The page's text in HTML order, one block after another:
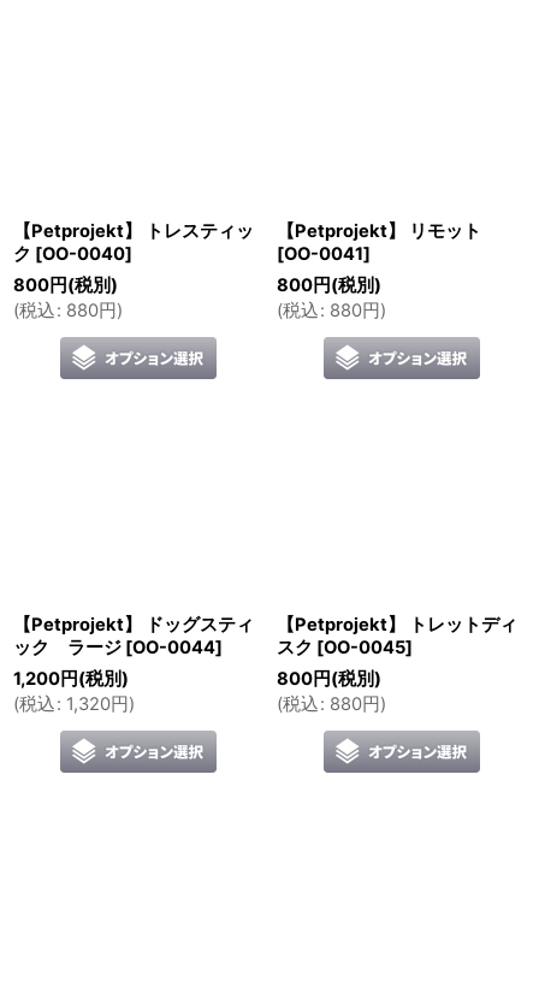
【Petprojekt】 トレスティッ
ク [OO-0040]
800円(税別)
(税込: 880円)
【Petprojekt】 リモット
[OO-0041]
800円(税別)
(税込: 880円)
【Petprojekt】 ドッグスティ
ック ラージ [OO-0044]
1,200円(税別)
(税込: 1,320円)
【Petprojekt】 トレットディ
スク [OO-0045]
800円(税別)
(税込: 880円)